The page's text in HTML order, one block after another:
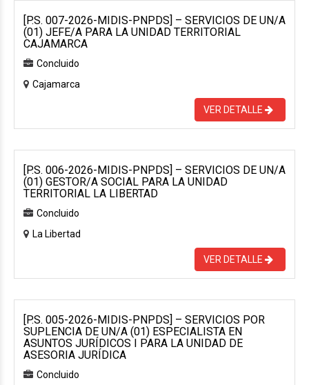
[P.S. 007-2026-MIDIS-PNPDS] – SERVICIOS DE UN/A
(01) JEFE/A PARA LA UNIDAD TERRITORIAL
CAJAMARCA
Concluido
Cajamarca
VER DETALLE
[P.S. 006-2026-MIDIS-PNPDS] – SERVICIOS DE UN/A
(01) GESTOR/A SOCIAL PARA LA UNIDAD
TERRITORIAL LA LIBERTAD
Concluido
La Libertad
VER DETALLE
[P.S. 005-2026-MIDIS-PNPDS] – SERVICIOS POR
SUPLENCIA DE UN/A (01) ESPECIALISTA EN
ASUNTOS JURÍDICOS I PARA LA UNIDAD DE
ASESORIA JURÍDICA
Concluido